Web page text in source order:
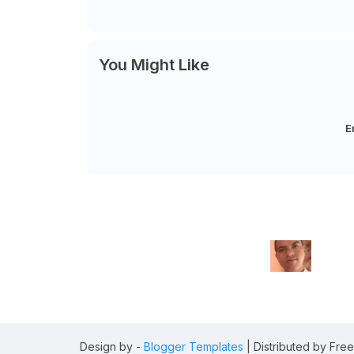
You Might Like
Design by - Blogger Templates | Distributed by